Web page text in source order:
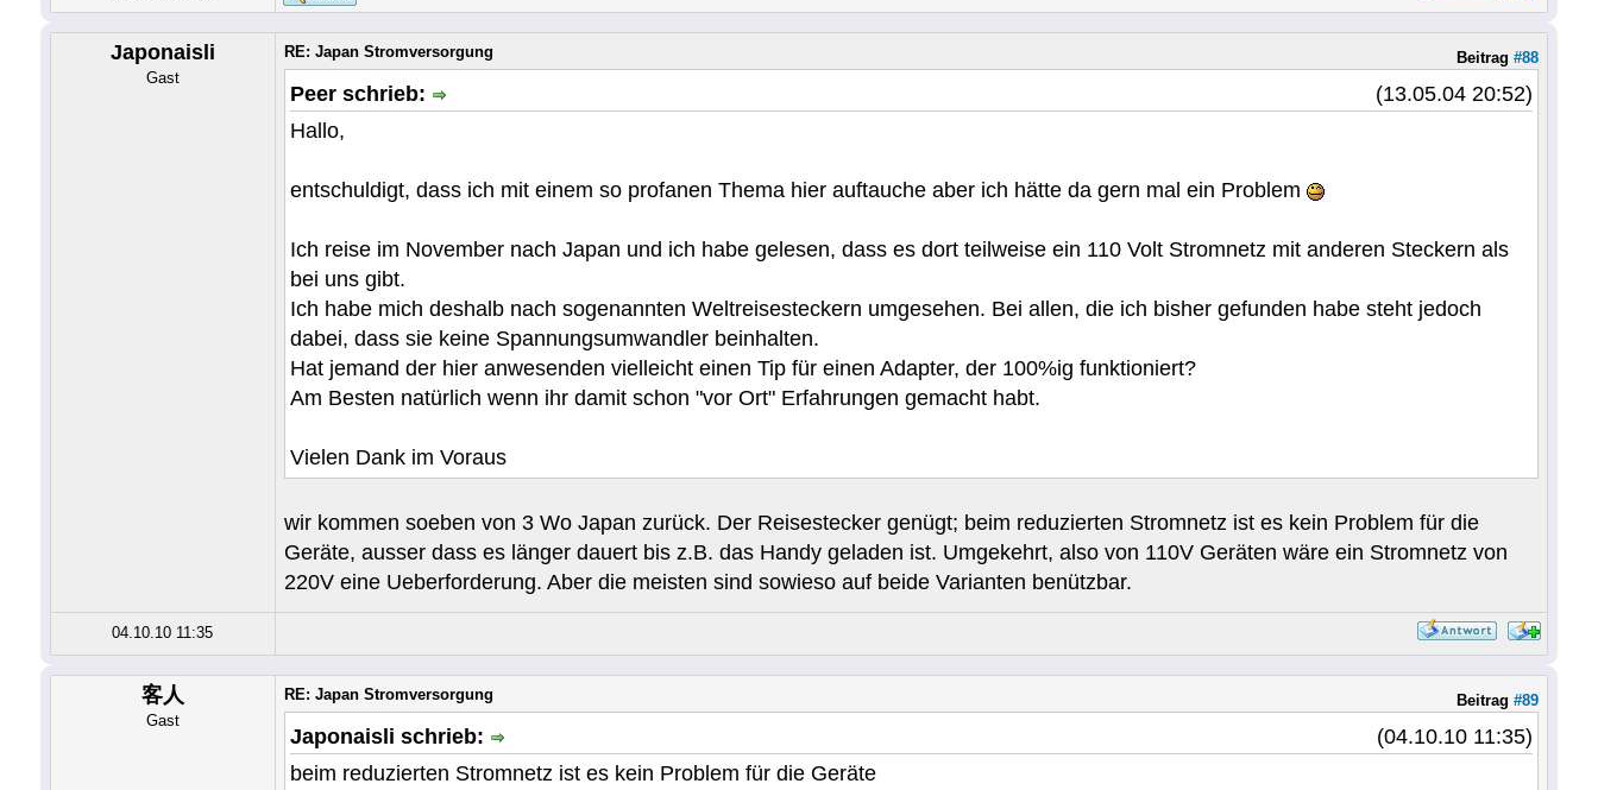
Japonaisli
Gast
Beitrag #88
RE: Japan Stromversorgung
(13.05.04 20:52)
Peer schrieb:
Hallo,
entschuldigt, dass ich mit einem so profanen Thema hier auftauche aber ich hätte da gern mal ein Problem
Ich reise im November nach Japan und ich habe gelesen, dass es dort teilweise ein 110 Volt Stromnetz mit anderen Steckern als
bei uns gibt.
Ich habe mich deshalb nach sogenannten Weltreisesteckern umgesehen. Bei allen, die ich bisher gefunden habe steht jedoch
dabei, dass sie keine Spannungsumwandler beinhalten.
Hat jemand der hier anwesenden vielleicht einen Tip für einen Adapter, der 100%ig funktioniert?
Am Besten natürlich wenn ihr damit schon "vor Ort" Erfahrungen gemacht habt.
Vielen Dank im Voraus
wir kommen soeben von 3 Wo Japan zurück. Der Reisestecker genügt; beim reduzierten Stromnetz ist es kein Problem für die
Geräte, ausser dass es länger dauert bis z.B. das Handy geladen ist. Umgekehrt, also von 110V Geräten wäre ein Stromnetz von
220V eine Ueberforderung. Aber die meisten sind sowieso auf beide Varianten benützbar.
04.10.10 11:35
客人
Gast
Beitrag #89
RE: Japan Stromversorgung
(04.10.10 11:35)
Japonaisli schrieb:
beim reduzierten Stromnetz ist es kein Problem für die Geräte